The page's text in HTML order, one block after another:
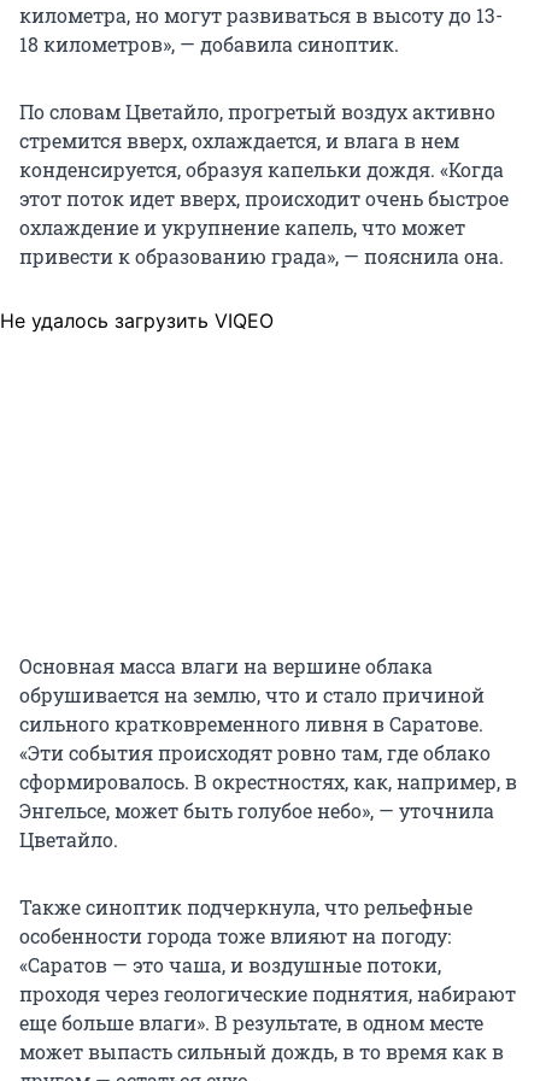
километра, но могут развиваться в высоту до 13-
18 километров», — добавила синоптик.
По словам Цветайло, прогретый воздух активно
стремится вверх, охлаждается, и влага в нем
конденсируется, образуя капельки дождя. «Когда
этот поток идет вверх, происходит очень быстрое
охлаждение и укрупнение капель, что может
привести к образованию града», — пояснила она.
Не удалось загрузить VIQEO
Основная масса влаги на вершине облака
обрушивается на землю, что и стало причиной
сильного кратковременного ливня в Саратове.
«Эти события происходят ровно там, где облако
сформировалось. В окрестностях, как, например, в
Энгельсе, может быть голубое небо», — уточнила
Цветайло.
Также синоптик подчеркнула, что рельефные
особенности города тоже влияют на погоду:
«Саратов — это чаша, и воздушные потоки,
проходя через геологические поднятия, набирают
еще больше влаги». В результате, в одном месте
может выпасть сильный дождь, в то время как в